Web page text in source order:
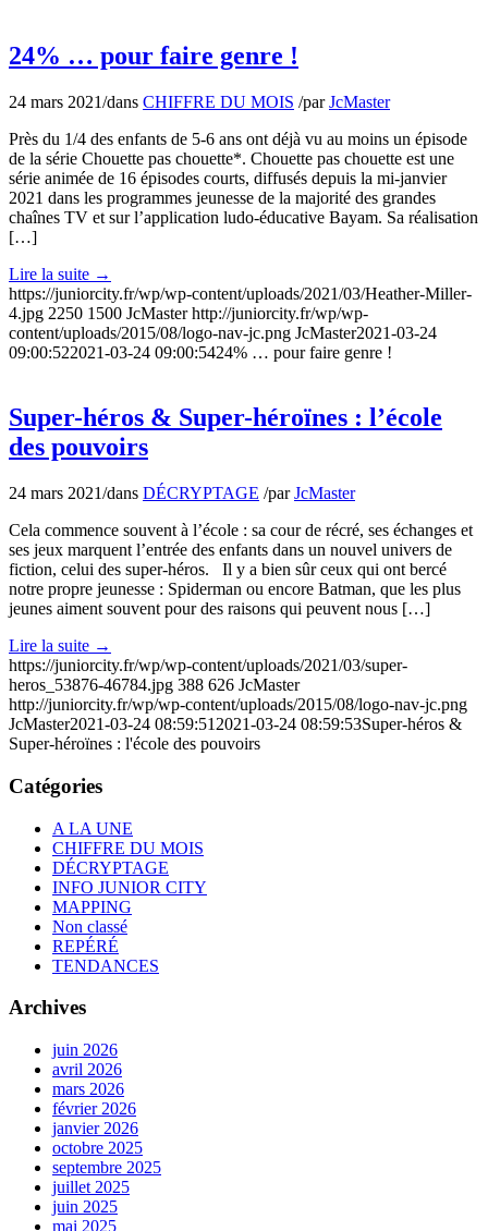
24% … pour faire genre !
24 mars 2021/dans CHIFFRE DU MOIS /parJcMaster
Près du 1/4 des enfants de 5-6 ans ont déjà vu au moins un épisode
de la série Chouette pas chouette*. Chouette pas chouette est une
série animée de 16 épisodes courts, diffusés depuis la mi-janvier
2021 dans les programmes jeunesse de la majorité des grandes
chaînes TV et sur l’application ludo-éducative Bayam. Sa réalisation
[…]
Lire la suite →
https://juniorcity.fr/wp/wp-content/uploads/2021/03/Heather-Miller-
4.jpg 2250 1500 JcMaster http://juniorcity.fr/wp/wp-
content/uploads/2015/08/logo-nav-jc.png JcMaster2021-03-24
09:00:522021-03-24 09:00:5424% … pour faire genre !
Super-héros & Super-héroïnes : l’école
des pouvoirs
24 mars 2021/dans DÉCRYPTAGE /parJcMaster
Cela commence souvent à l’école : sa cour de récré, ses échanges et
ses jeux marquent l’entrée des enfants dans un nouvel univers de
fiction, celui des super-héros. Il y a bien sûr ceux qui ont bercé
notre propre jeunesse : Spiderman ou encore Batman, que les plus
jeunes aiment souvent pour des raisons qui peuvent nous […]
Lire la suite →
https://juniorcity.fr/wp/wp-content/uploads/2021/03/super-
heros_53876-46784.jpg 388 626 JcMaster
http://juniorcity.fr/wp/wp-content/uploads/2015/08/logo-nav-jc.png
JcMaster2021-03-24 08:59:51 2021-03-24 08:59:53Super-héros &
Super-héroïnes : l'école des pouvoirs
Catégories
A LA UNE
CHIFFRE DU MOIS
DÉCRYPTAGE
INFO JUNIOR CITY
MAPPING
Non classé
REPÉRÉ
TENDANCES
Archives
juin 2026
avril 2026
mars 2026
février 2026
janvier 2026
octobre 2025
septembre 2025
juillet 2025
juin 2025
mai 2025